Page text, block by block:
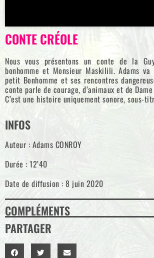
CONTE CRÉOLE
Nous vous présentons un conte de la
bonhomme et Monsieur Maskilili. Adams
petit Bonhomme et ses rencontres
conte parle de courage, d’animaux et de
C’est une histoire uniquement sonore, sous-
INFOS
Auteur : Adams CONROY
Durée : 12’40
Date de diffusion : 8 juin 2020
COMPLÉMENTS
PARTAGER